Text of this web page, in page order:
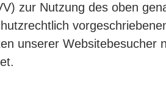
zur Nutzung des oben
unserer Websitebesucher